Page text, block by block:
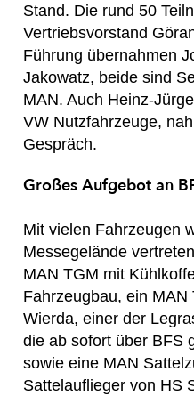
Stand. Die rund 50
Vertriebsvorstand
Führung übernahmen
Jakowatz, beide sind
MAN. Auch Heinz-
VW Nutzfahrzeuge,
Gespräch.
Großes Aufgebot an
Mit vielen Fahrzeugen
Messegelände
MAN TGM mit
Fahrzeugbau, ein
Wierda, einer der
die ab sofort über BFS
sowie eine MAN
Sattelauflieger von HS